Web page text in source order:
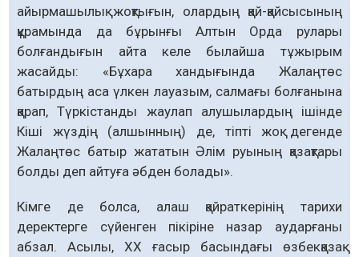
айырмашылық жоқтығын, олардың қай-қайсысының
құрамында да бұрынғы Алтын Орда рулары
болғандығын айта келе былайша тұжырым
жасайды: «Бұхара хандығында Жалаңтөс
батырдың аса үлкен лауазым, салмағы болғанына
қарап, Түркістанды жаулап алушылардың ішінде
Кіші жүздің (алшынның) де, тіпті жоқ дегенде
Жалаңтөс батыр жататын Әлім руының қазақтары
болды деп айтуға әбден болады».
Кімге де болса, алаш қайраткерінің тарихи
деректерге сүйенген пікіріне назар аударғаны
абзал. Асылы, ХХ ғасыр басындағы өзбекқазақ